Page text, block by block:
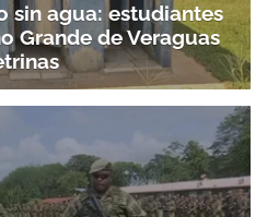
sin agua: estudiantes
Grande de Veraguas